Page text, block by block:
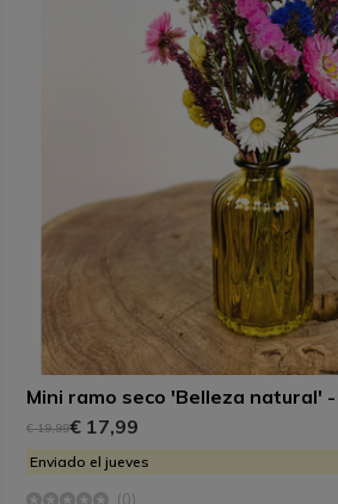
Mini ramo seco 'Belleza natural'
€ 19,99€ 17,99
Enviado el jueves
(0)